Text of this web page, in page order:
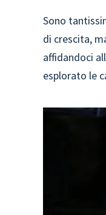
Sono
di crescita,
affidandoci
esplorato le